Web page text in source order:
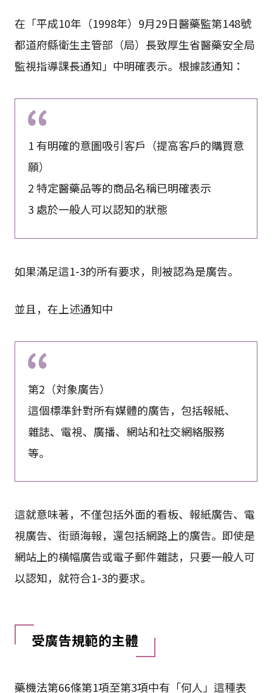
在「平成10年（1998年）9月29日醫藥監第148號
都道府縣衛生主管部（局）長致厚生省醫藥安全局
監視指導課長通知」中明確表示。根據該通知：
1 有明確的意圖吸引客戶（提高客戶的購買意
願）
2 特定醫藥品等的商品名稱已明確表示
3 處於一般人可以認知的狀態
如果滿足這1-3的所有要求，則被認為是廣告。
並且，在上述通知中
第2（対象廣告）
這個標準針對所有媒體的廣告，包括報紙、
雜誌、電視、廣播、網站和社交網絡服務
等。
這就意味著，不僅包括外面的看板、報紙廣告、電
視廣告、街頭海報，還包括網路上的廣告。即使是
網站上的橫幅廣告或電子郵件雜誌，只要一般人可
以認知，就符合1-3的要求。
受廣告規範的主體
藥機法第66條第1項至第3項中有「何人」這種表